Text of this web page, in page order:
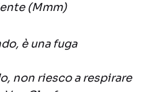
(Mmm)
è una fuga
non riesco a respirare